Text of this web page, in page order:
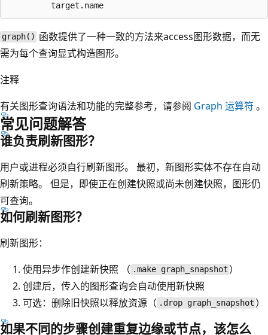
graph() 函数提供了一种一致的方法来access图形数据，而无
需为每个查询显式构造图形。
注释
有关图形查询语法和功能的完整参考，请参阅 Graph 运算符 。
常见问题解答
谁负责刷新图形？
用户或进程必须自行刷新图形。 最初，新图形实体不存在自动
刷新策略。 但是，即使正在创建快照或尚未创建快照，图形仍
可查询。
如何刷新图形？
刷新图形：
使用异步作创建新快照 （ .make graph_snapshot ）
创建后，传入的图形查询会自动使用新快照
可选：删除旧快照以释放资源（ .drop graph_snapshot ）
如果不同的步骤创建重复边缘或节点，该怎么